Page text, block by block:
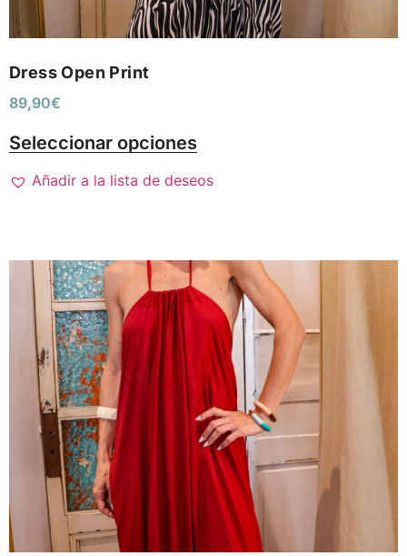
Dress Open Print
89,90€
Seleccionar opciones
Añadir a la lista de deseos